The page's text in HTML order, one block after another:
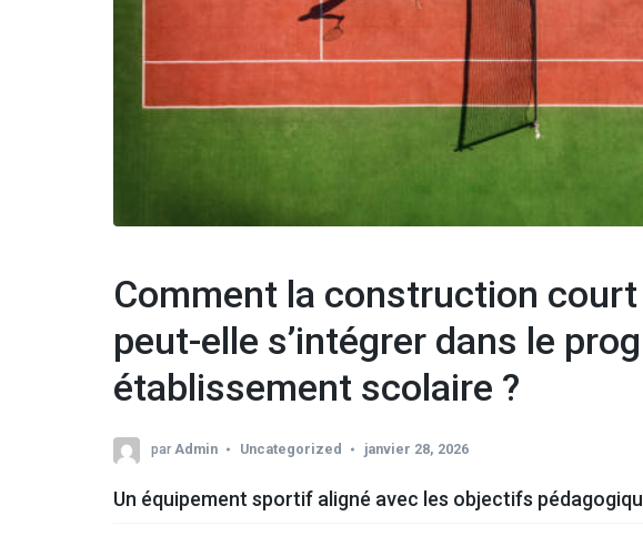
Comment la construction court
peut-elle s’intégrer dans le
établissement scolaire ?
par Admin Uncategorized janvier 28, 2026
Un équipement sportif aligné avec les objectifs